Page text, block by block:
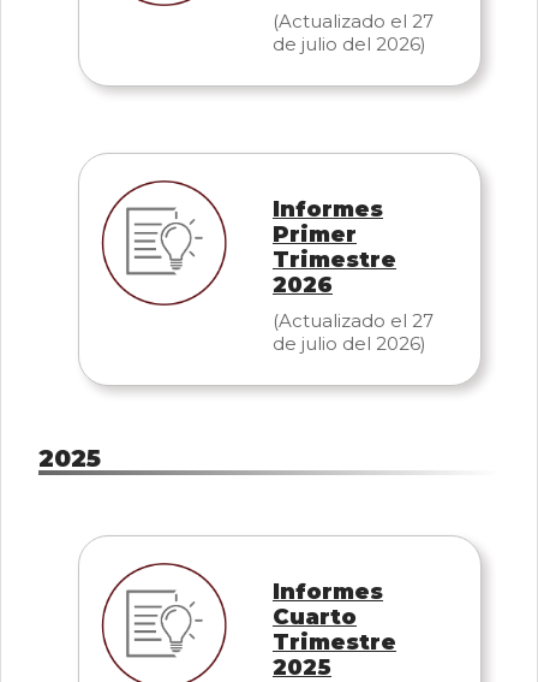
(Actualizado el 27
de julio del 2026)
Informes
Primer
Trimestre
2026
(Actualizado el 27
de julio del 2026)
2025
Informes
Cuarto
Trimestre
2025